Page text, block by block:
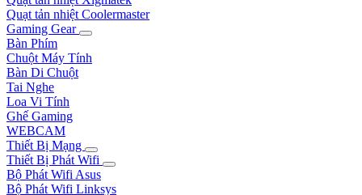
Quạt tản nhiệt Coolermaster
Gaming Gear
Bàn Phím
Chuột Máy Tính
Bàn Di Chuột
Tai Nghe
Loa Vi Tính
Ghế Gaming
WEBCAM
Thiết Bị Mạng
Thiết Bị Phát Wifi
Bộ Phát Wifi Asus
Bộ Phát Wifi Linksys